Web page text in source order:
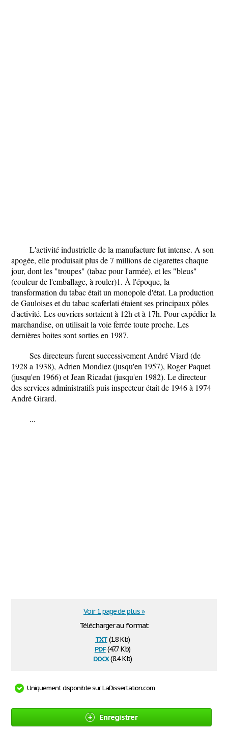
L'activité industrielle de la manufacture fut intense. A son
apogée, elle produisait plus de 7 millions de cigarettes chaque
jour, dont les "troupes" (tabac pour l'armée), et les "bleus"
(couleur de l'emballage, à rouler)1. À l'époque, la
transformation du tabac était un monopole d'état. La production
de Gauloises et du tabac scaferlati étaient ses principaux pôles
d'activité. Les ouvriers sortaient à 12h et à 17h. Pour expédier la
marchandise, on utilisait la voie ferrée toute proche. Les
dernières boites sont sorties en 1987.
Ses directeurs furent successivement André Viard (de
1928 a 1938), Adrien Mondiez (jusqu'en 1957), Roger Paquet
(jusqu'en 1966) et Jean Ricadat (jusqu'en 1982). Le directeur
des services administratifs puis inspecteur était de 1946 à 1974
André Girard.
...
Télécharger au format
txt(1.8 Kb)
pdf(47.7 Kb)
docx(8.4 Kb)
Voir 1 page de plus »
Uniquement disponible sur LaDissertation.com
Enregistrer